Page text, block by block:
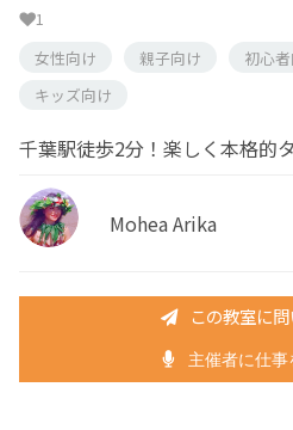
1
女性向け
親子向け 初心
キッズ向け
千葉駅徒歩2分！楽しく本格的
Mohea Arika
この教室に
主催者に仕事